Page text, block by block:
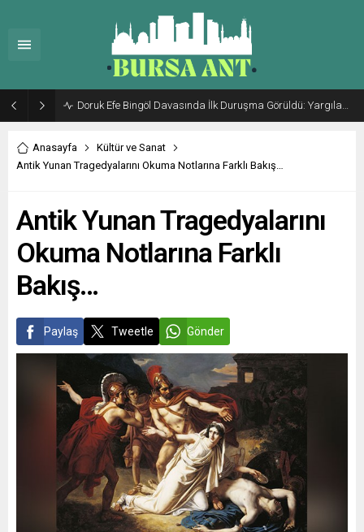
Doruk Efe Bingöl Davasında İlk Duruşma Görüldü: Yargılama 20 Ekim 2026’ya Ertelendi
Anasayfa
Kültür ve Sanat
Antik Yunan Tragedyalarını Okuma Notlarına Farklı Bakış…
Antik Yunan Tragedyalarını
Okuma Notlarına Farklı
Bakış…
Paylaş Tweetle Gönder